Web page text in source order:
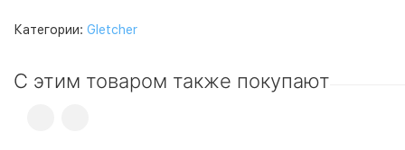
Категории: Gletcher
С этим товаром также покупают